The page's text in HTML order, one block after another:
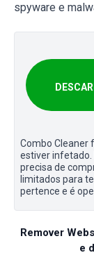
spyware e
Combo Cleaner
estiver infetado.
precisa de
limitados para
pertence e é
Remover
e